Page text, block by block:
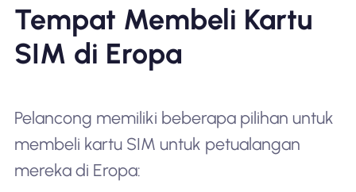
Tempat Membeli Kartu
SIM di Eropa
Pelancong memiliki beberapa pilihan untuk
membeli kartu SIM untuk petualangan
mereka di Eropa: